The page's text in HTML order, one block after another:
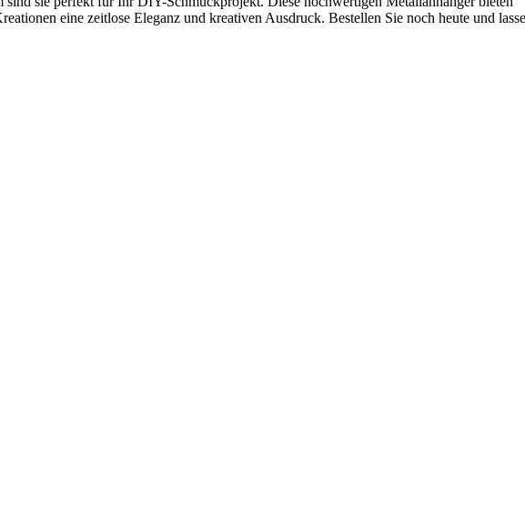
eine zeitlose Eleganz und kreativen Ausdruck. Bestellen Sie noch heute und